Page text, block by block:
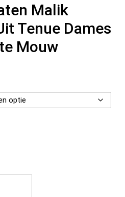
Malik
Tenue Dames
Mouw